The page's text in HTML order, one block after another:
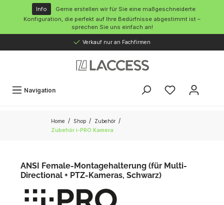
springen
Info
Gerne erstellen wir für Sie eine maßgeschneiderte
Konfiguration, die perfekt auf Ihre Bedürfnisse abgestimmt ist –
sprechen Sie uns einfach an!
Verkauf nur an Fachfirmen
Navigation
Home / Shop / Zubehör /
Zubehör i-PRO Kamera
ANSI Female-Montagehalterung (für Multi-
Directional + PTZ-Kameras, Schwarz)